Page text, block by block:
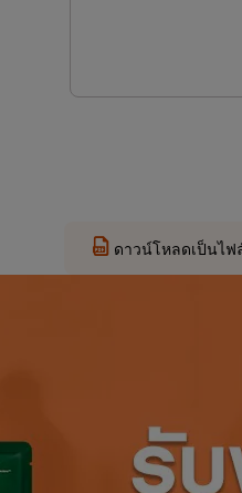
ดาวน์โหลดเป็นไฟ